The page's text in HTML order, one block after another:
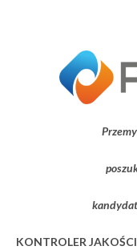
KONTROLER JAKOŚCI